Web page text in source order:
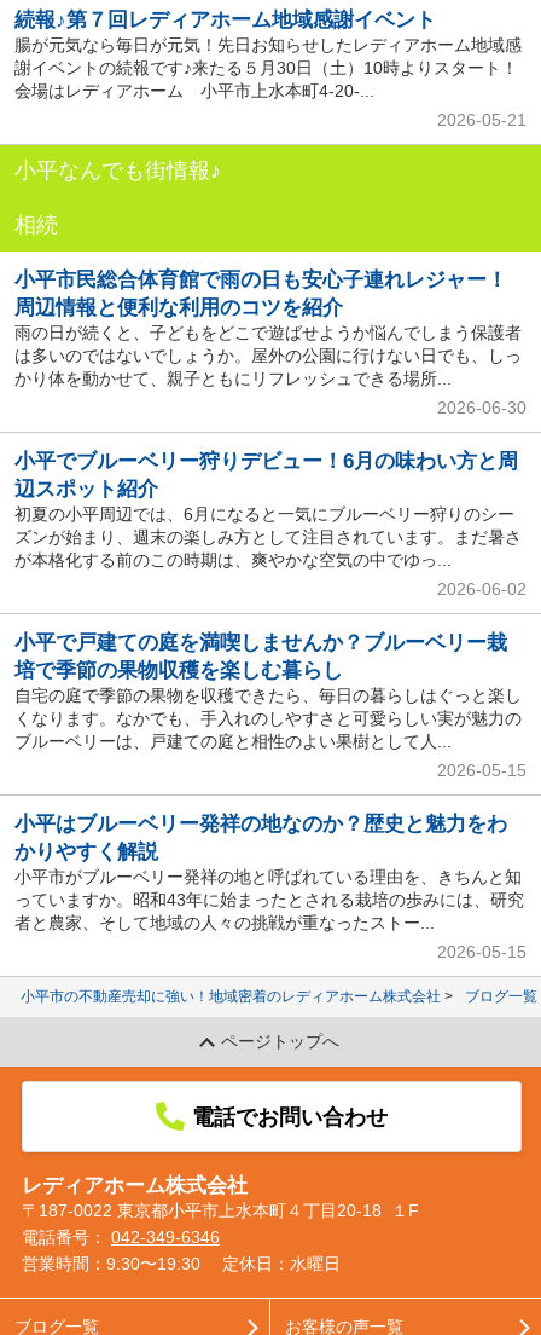
続報♪第７回レディアホーム地域感謝イベント
腸が元気なら毎日が元気！先日お知らせしたレディアホーム地域感
謝イベントの続報です♪来たる５月30日（土）10時よりスタート！
会場はレディアホーム 小平市上水本町4-20-...
2026-05-21
小平なんでも街情報♪
相続
小平市民総合体育館で雨の日も安心子連れレジャー！
周辺情報と便利な利用のコツを紹介
雨の日が続くと、子どもをどこで遊ばせようか悩んでしまう保護者
は多いのではないでしょうか。屋外の公園に行けない日でも、しっ
かり体を動かせて、親子ともにリフレッシュできる場所...
2026-06-30
小平でブルーベリー狩りデビュー！6月の味わい方と周
辺スポット紹介
初夏の小平周辺では、6月になると一気にブルーベリー狩りのシー
ズンが始まり、週末の楽しみ方として注目されています。まだ暑さ
が本格化する前のこの時期は、爽やかな空気の中でゆっ...
2026-06-02
小平で戸建ての庭を満喫しませんか？ブルーベリー栽
培で季節の果物収穫を楽しむ暮らし
自宅の庭で季節の果物を収穫できたら、毎日の暮らしはぐっと楽し
くなります。なかでも、手入れのしやすさと可愛らしい実が魅力の
ブルーベリーは、戸建ての庭と相性のよい果樹として人...
2026-05-15
小平はブルーベリー発祥の地なのか？歴史と魅力をわ
かりやすく解説
小平市がブルーベリー発祥の地と呼ばれている理由を、きちんと知
っていますか。昭和43年に始まったとされる栽培の歩みには、研究
者と農家、そして地域の人々の挑戦が重なったストー...
2026-05-15
小平市の不動産売却に強い！地域密着のレディアホーム株式会社 ブログ一覧
ページトップへ
電話でお問い合わせ
レディアホーム株式会社
〒187-0022 東京都小平市上水本町４丁目20-18 １F
電話番号： 042-349-6346
営業時間：9:30〜19:30
定休日：水曜日
ブログ一覧 お客様の声一覧